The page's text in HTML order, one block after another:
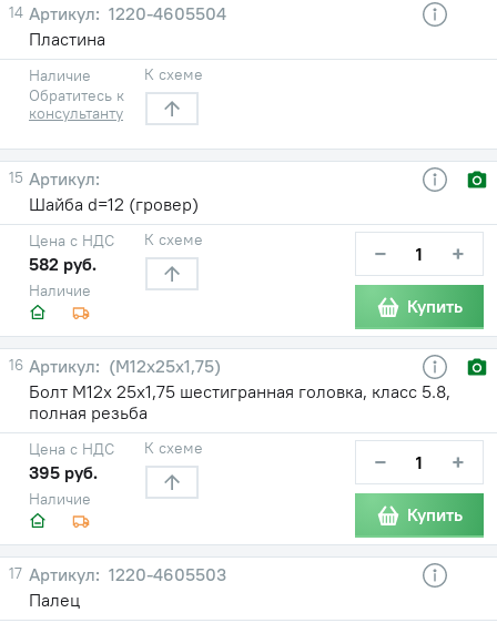
14
1220-4605504
Пластина
Наличие
Обратитесь к
консультанту
К схеме
15
Шайба d=12 (гровер)
Наличие
Цена с НДС
582 руб.
К схеме − +
Купить
16
(М12х25х1,75)
Болт М12х 25х1,75 шестигранная головка, класс 5.8,
полная резьба
Наличие
Цена с НДС
395 руб.
К схеме − +
Купить
17
1220-4605503
Палец